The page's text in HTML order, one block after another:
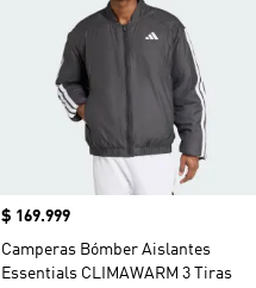
Precio
$ 169.999
Camperas Bómber Aislantes
Essentials CLIMAWARM 3 Tiras